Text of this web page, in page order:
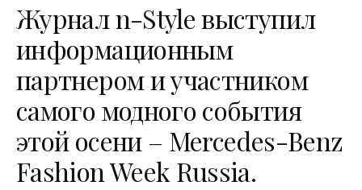
Журнал n-Style выступил
информационным
партнером и участником
самого модного события
этой осени – Mercedes-Benz
Fashion Week Russia.